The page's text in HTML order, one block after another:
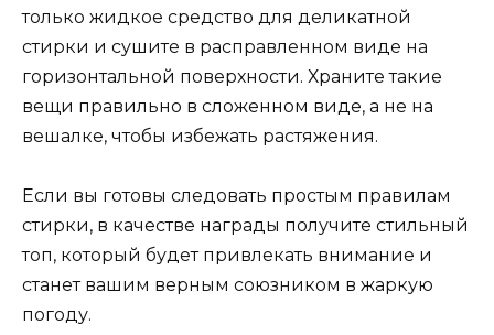
только жидкое средство для деликатной
стирки и сушите в расправленном виде на
горизонтальной поверхности. Храните такие
вещи правильно в сложенном виде, а не на
вешалке, чтобы избежать растяжения.
Если вы готовы следовать простым правилам
стирки, в качестве награды получите стильный
топ, который будет привлекать внимание и
станет вашим верным союзником в жаркую
погоду.